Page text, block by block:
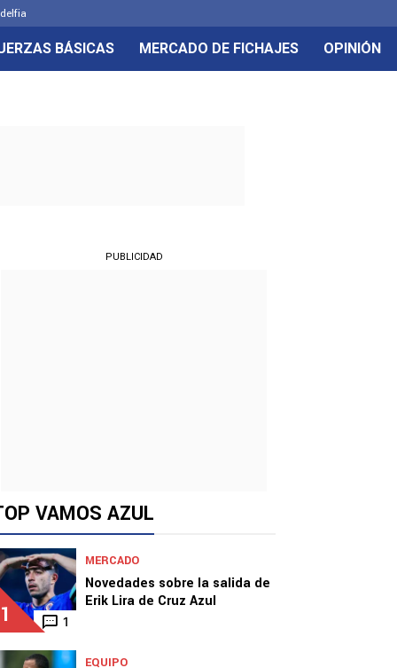
BÁSICAS MERCADO DE FICHAJES OPINIÓN
PUBLICIDAD
VAMOS AZUL
1 1
MERCADO
Novedades sobre la salida de
Erik Lira de Cruz Azul
EQUIPO